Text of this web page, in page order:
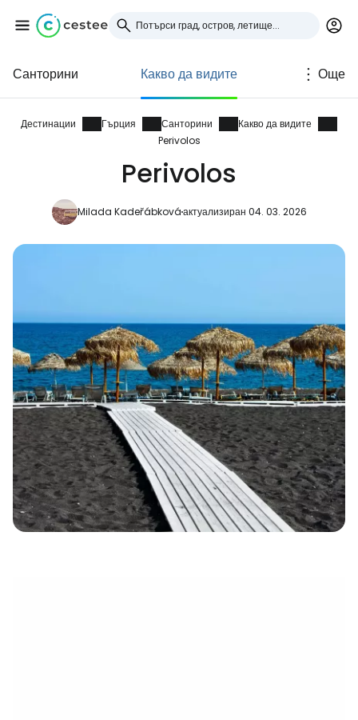
Санторини Какво да видите Още
Дестинации Гърция Санторини
Какво да видите
Perivolos
Perivolos
Milada Kadeřábkováактуализиран 04. 03. 2026
Влезте в Cestee
... световната общност на туристите
Продължете с Google
Продължете с Facebook